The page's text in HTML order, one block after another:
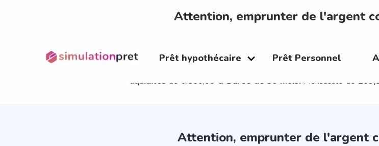
Attention, emprunter de l'argent
Prêt hypothécaire Prêt Personnel
liquidités de 6.500,00 €. Durée de 36 mois. Mensualité de
Attention, emprunter de l'argent